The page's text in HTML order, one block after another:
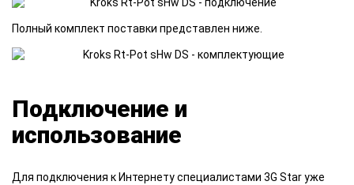
Полный комплект поставки представлен ниже.
Подключение и
использование
Для подключения к Интернету специалистами 3G Star уже